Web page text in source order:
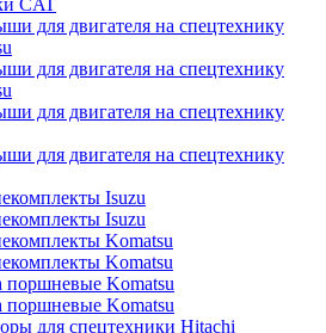
CAT
для двигателя на спецтехнику
для двигателя на спецтехнику
для двигателя на спецтехнику
для двигателя на спецтехнику
Isuzu
Isuzu
Komatsu
Komatsu
поршневые Komatsu
поршневые Komatsu
для спецтехники Hitachi